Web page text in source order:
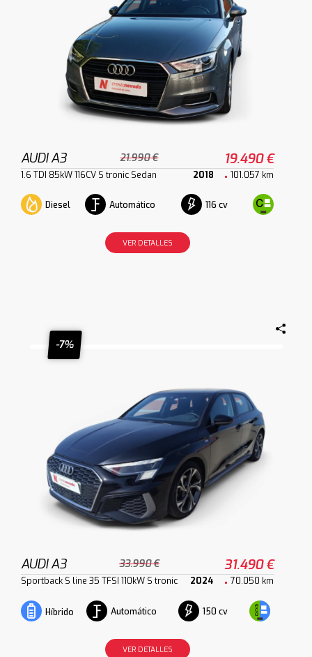
AUDI A3 21.990 € 19.490 €
1.6 TDI 85kW 116CV S tronic Sedan 2018 101.057 km
Diesel Automático 116 cv
VER DETALLES
-7%
AUDI A3 33.990 € 31.490 €
Sportback S line 35 TFSI 110kW S tronic 2024 70.050 km
Híbrido Automático 150 cv
VER DETALLES